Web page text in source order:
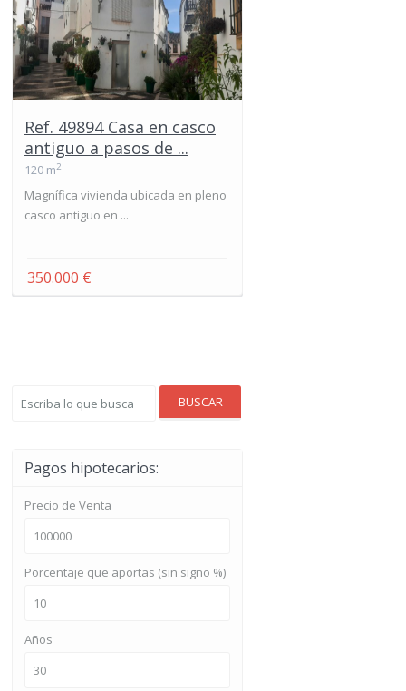
Ref. 49894 Casa en casco
antiguo a pasos de ...
120 m2
Magnífica vivienda ubicada en pleno
casco antiguo en ...
350.000 €
BUSCAR
Pagos hipotecarios:
Precio de Venta
Porcentaje que aportas (sin signo %)
Años